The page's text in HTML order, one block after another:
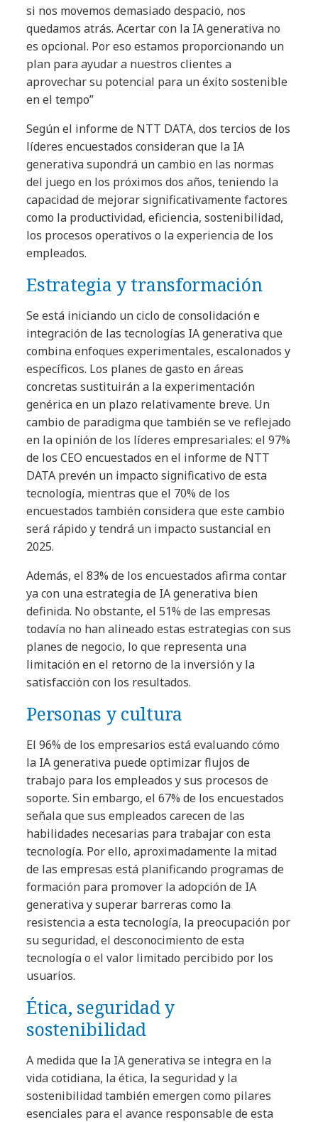
si nos movemos demasiado despacio, nos
quedamos atrás. Acertar con la IA generativa no
es opcional. Por eso estamos proporcionando un
plan para ayudar a nuestros clientes a
aprovechar su potencial para un éxito sostenible
en el tempo”
Según el informe de NTT DATA, dos tercios de los
líderes encuestados consideran que la IA
generativa supondrá un cambio en las normas
del juego en los próximos dos años, teniendo la
capacidad de mejorar significativamente factores
como la productividad, eficiencia, sostenibilidad,
los procesos operativos o la experiencia de los
empleados.
Estrategia y transformación
Se está iniciando un ciclo de consolidación e
integración de las tecnologías IA generativa que
combina enfoques experimentales, escalonados y
específicos. Los planes de gasto en áreas
concretas sustituirán a la experimentación
genérica en un plazo relativamente breve. Un
cambio de paradigma que también se ve reflejado
en la opinión de los líderes empresariales: el 97%
de los CEO encuestados en el informe de NTT
DATA prevén un impacto significativo de esta
tecnología, mientras que el 70% de los
encuestados también considera que este cambio
será rápido y tendrá un impacto sustancial en
2025.
Además, el 83% de los encuestados afirma contar
ya con una estrategia de IA generativa bien
definida. No obstante, el 51% de las empresas
todavía no han alineado estas estrategias con sus
planes de negocio, lo que representa una
limitación en el retorno de la inversión y la
satisfacción con los resultados.
Personas y cultura
El 96% de los empresarios está evaluando cómo
la IA generativa puede optimizar flujos de
trabajo para los empleados y sus procesos de
soporte. Sin embargo, el 67% de los encuestados
señala que sus empleados carecen de las
habilidades necesarias para trabajar con esta
tecnología. Por ello, aproximadamente la mitad
de las empresas está planificando programas de
formación para promover la adopción de IA
generativa y superar barreras como la
resistencia a esta tecnología, la preocupación por
su seguridad, el desconocimiento de esta
tecnología o el valor limitado percibido por los
usuarios.
Ética, seguridad y
sostenibilidad
A medida que la IA generativa se integra en la
vida cotidiana, la ética, la seguridad y la
sostenibilidad también emergen como pilares
esenciales para el avance responsable de esta